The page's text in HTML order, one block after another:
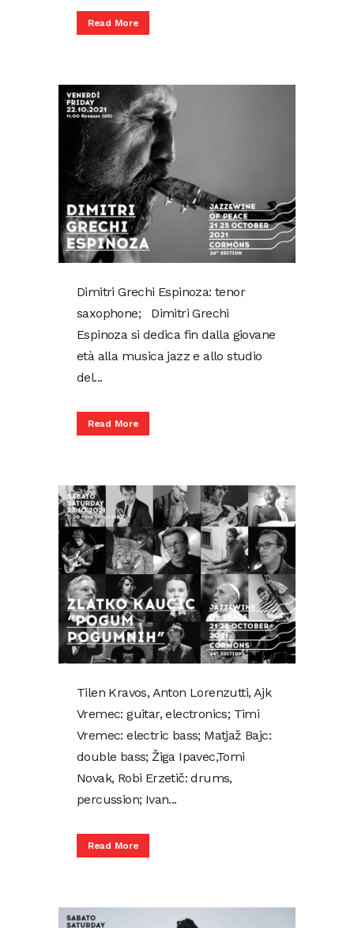
Read More
Dimitri Grechi Espinoza: tenor
saxophone; Dimitri Grechi
Espinoza si dedica fin dalla giovane
età alla musica jazz e allo studio
del...
Read More
Tilen Kravos, Anton Lorenzutti, Ajk
Vremec: guitar, electronics; Timi
Vremec: electric bass; Matjaž Bajc:
double bass; Žiga Ipavec,Tomi
Novak, Robi Erzetič: drums,
percussion; Ivan...
Read More